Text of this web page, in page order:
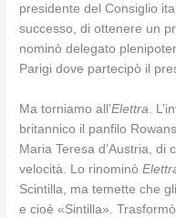
presidente del Consiglio
successo, di ottenere un
nominò delegato
Parigi dove partecipò il
Ma torniamo all’Elettra.
britannico il panfilo
Maria Teresa d’Austria, di
velocità. Lo rinominò
Scintilla, ma temette che
e cioè «Sintilla».